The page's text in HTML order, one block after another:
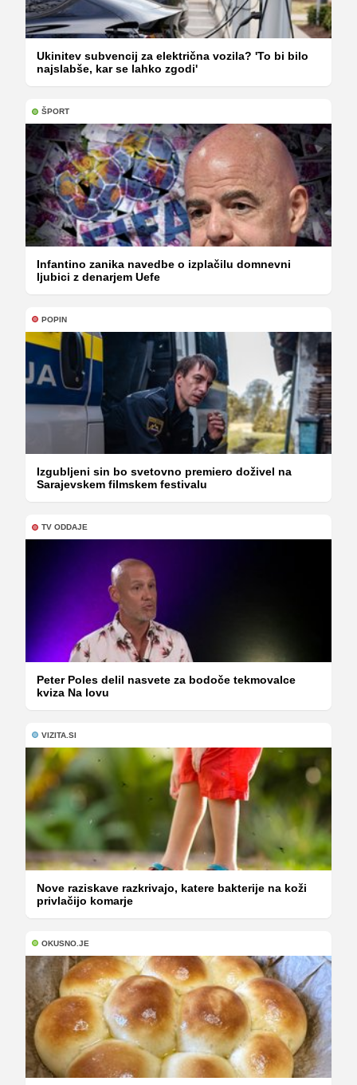
Ukinitev subvencij za električna vozila? 'To bi bilo
najslabše, kar se lahko zgodi'
ŠPORT
Infantino zanika navedbe o izplačilu domnevni
ljubici z denarjem Uefe
POPIN
Izgubljeni sin bo svetovno premiero doživel na
Sarajevskem filmskem festivalu
TV ODDAJE
Peter Poles delil nasvete za bodoče tekmovalce
kviza Na lovu
VIZITA.SI
Nove raziskave razkrivajo, katere bakterije na koži
privlačijo komarje
OKUSNO.JE